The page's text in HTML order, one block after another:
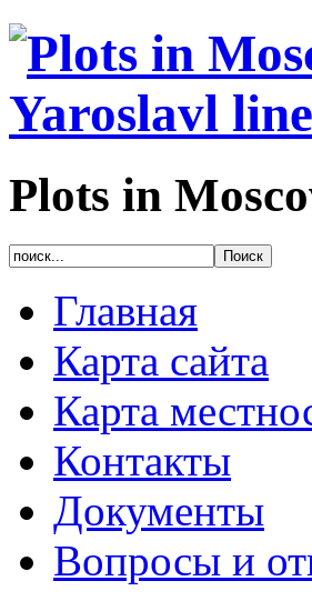
Plots in
Главная
Карта сайта
Карта
Контакты
Документы
Вопросы и